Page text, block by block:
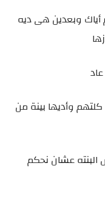
وبعدين هى ديه
وأديها بينة من
عشان نحكم